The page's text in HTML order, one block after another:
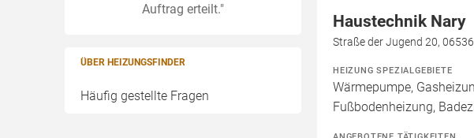
Auftrag erteilt."
ÜBER HEIZUNGSFINDER
Häufig gestellte Fragen
Haustechnik Nary
Straße der Jugend 20,
HEIZUNG SPEZIALGEBIETE
Wärmepumpe,
Fußbodenheizung,